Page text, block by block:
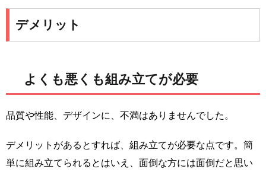
デメリット
よくも悪くも組み立てが必要
品質や性能、デザインに、不満はありませんでした。
デメリットがあるとすれば、組み立てが必要な点です。簡
単に組み立てられるとはいえ、面倒な方には面倒だと思い